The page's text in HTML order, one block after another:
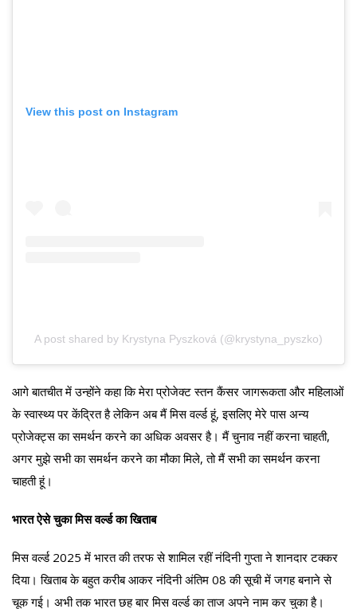
View this post on Instagram
A post shared by Krystyna Pyszková (@krystyna_pyszko)
आगे बातचीत में उन्होंने कहा कि मेरा प्रोजेक्ट स्तन कैंसर जागरूकता और महिलाओं
के स्वास्थ्य पर केंद्रित है लेकिन अब मैं मिस वर्ल्ड हूं, इसलिए मेरे पास अन्य
प्रोजेक्ट्स का समर्थन करने का अधिक अवसर है। मैं चुनाव नहीं करना चाहती,
अगर मुझे सभी का समर्थन करने का मौका मिले, तो मैं सभी का समर्थन करना
चाहती हूं।
भारत ऐसे चुका मिस वर्ल्ड का खिताब
मिस वर्ल्ड 2025 में भारत की तरफ से शामिल रहीं नंदिनी गुप्ता ने शानदार टक्कर
दिया। खिताब के बहुत करीब आकर नंदिनी अंतिम 08 की सूची में जगह बनाने से
चूक गई। अभी तक भारत छह बार मिस वर्ल्ड का ताज अपने नाम कर चुका है।